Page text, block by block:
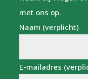
met ons op.
Naam (verplicht)
E-mailadres